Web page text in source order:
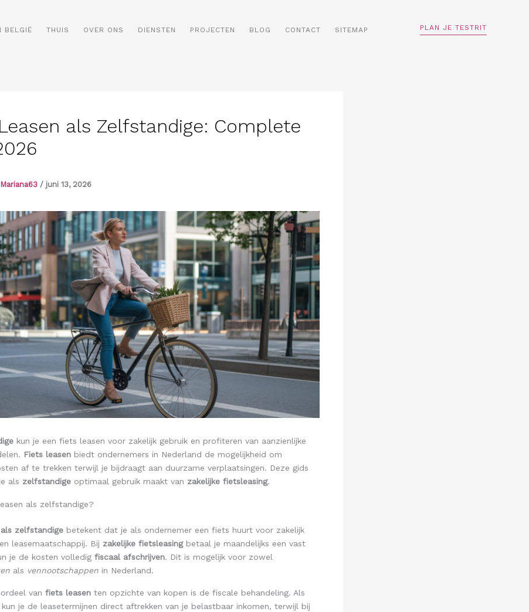
BELGIË THUIS OVER ONS DIENSTEN PROJECTEN BLOG CONTACT SITEMAP PLAN JE TESTRIT
als Zelfstandige: Complete
Mariana63 / juni 13, 2026
kun je een fiets leasen voor zakelijk gebruik en profiteren van aanzienlijke
Fiets leasen biedt ondernemers in Nederland de mogelijkheid om
af te trekken terwijl je bijdraagt aan duurzame verplaatsingen. Deze gids
als zelfstandige optimaal gebruik maakt van zakelijke fietsleasing.
als zelfstandige?
zelfstandige betekent dat je als ondernemer een fiets huurt voor zakelijk
leasemaatschappij. Bij zakelijke fietsleasingbetaal je maandelijks een vast
je de kosten volledig fiscaal afschrijven. Dit is mogelijk voor zowel
als vennootschappen in Nederland.
van fiets leasen ten opzichte van kopen is de fiscale behandeling. Als
kun je de leasetermijnen direct aftrekken van je belastbaar inkomen, terwijl bij